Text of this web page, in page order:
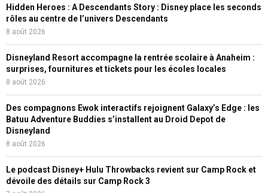
Hidden Heroes : A Descendants Story : Disney place les seconds
rôles au centre de l’univers Descendants
8 août 2026
Disneyland Resort accompagne la rentrée scolaire à Anaheim :
surprises, fournitures et tickets pour les écoles locales
8 août 2026
Des compagnons Ewok interactifs rejoignent Galaxy’s Edge : les
Batuu Adventure Buddies s’installent au Droid Depot de
Disneyland
8 août 2026
Le podcast Disney+ Hulu Throwbacks revient sur Camp Rock et
dévoile des détails sur Camp Rock 3